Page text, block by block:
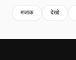
मजाक देखो